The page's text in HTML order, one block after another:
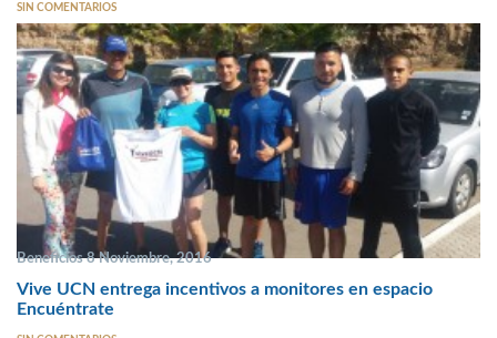
SIN COMENTARIOS
Beneficios 8 Noviembre, 2016
Vive UCN entrega incentivos a monitores en espacio
Encuéntrate